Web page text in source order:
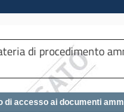
di procedimento
di accesso ai documenti